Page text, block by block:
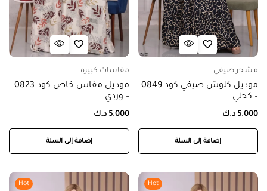
مشجر صيفي
موديل كلوش صيفي كود 0849
– كحلي
5.000 د.ك
إضافة إلى السلة
مقاسات كبيره
موديل مقاس خاص كود 0823
– وردي
5.000 د.ك
إضافة إلى السلة
Hot
Hot